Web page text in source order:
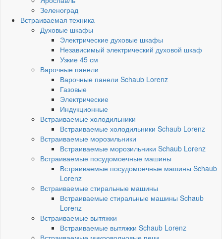
Зеленоград
Встраиваемая техника
Духовые шкафы
Электрические духовые шкафы
Независимый электрический духовой шкаф
Узкие 45 см
Варочные панели
Варочные панели Schaub Lorenz
Газовые
Электрические
Индукционные
Встраиваемые холодильники
Встраиваемые холодильники Schaub Lorenz
Встраиваемые морозильники
Встраиваемые морозильники Schaub Lorenz
Встраиваемые посудомоечные машины
Встраиваемые посудомоечные машины Schaub
Lorenz
Встраиваемые стиральные машины
Встраиваемые стиральные машины Schaub
Lorenz
Встраиваемые вытяжки
Встраиваемые вытяжки Schaub Lorenz